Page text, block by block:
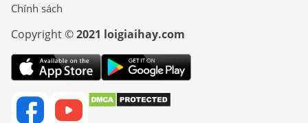
Chính sách
Copyright ©2021 loigiaihay.com